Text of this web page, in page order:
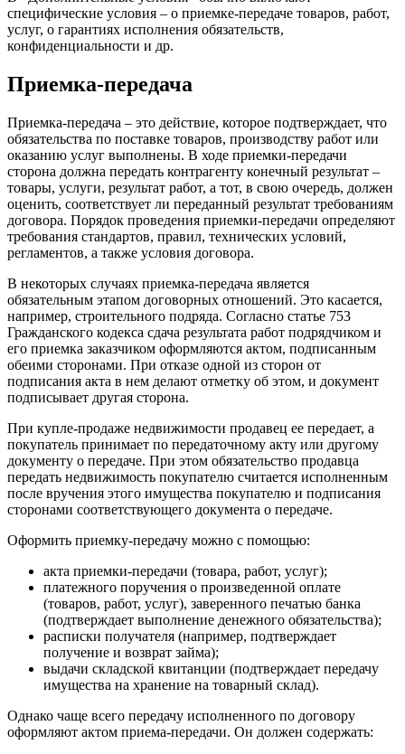
специфические условия – о приемке-передаче товаров, работ,
услуг, о гарантиях исполнения обязательств,
конфиденциальности и др.
Приемка-передача
Приемка-передача – это действие, которое подтверждает, что
обязательства по поставке товаров, производству работ или
оказанию услуг выполнены. В ходе приемки-передачи
сторона должна передать контрагенту конечный результат –
товары, услуги, результат работ, а тот, в свою очередь, должен
оценить, соответствует ли переданный результат требованиям
договора. Порядок проведения приемки-передачи определяют
требования стандартов, правил, технических условий,
регламентов, а также условия договора.
В некоторых случаях приемка-передача является
обязательным этапом договорных отношений. Это касается,
например, строительного подряда. Согласно статье 753
Гражданского кодекса сдача результата работ подрядчиком и
его приемка заказчиком оформляются актом, подписанным
обеими сторонами. При отказе одной из сторон от
подписания акта в нем делают отметку об этом, и документ
подписывает другая сторона.
При купле-продаже недвижимости продавец ее передает, а
покупатель принимает по передаточному акту или другому
документу о передаче. При этом обязательство продавца
передать недвижимость покупателю считается исполненным
после вручения этого имущества покупателю и подписания
сторонами соответствующего документа о передаче.
Оформить приемку-передачу можно с помощью:
акта приемки-передачи (товара, работ, услуг);
платежного поручения о произведенной оплате
(товаров, работ, услуг), заверенного печатью банка
(подтверждает выполнение денежного обязательства);
расписки получателя (например, подтверждает
получение и возврат займа);
выдачи складской квитанции (подтверждает передачу
имущества на хранение на товарный склад).
Однако чаще всего передачу исполненного по договору
оформляют актом приема-передачи. Он должен содержать: